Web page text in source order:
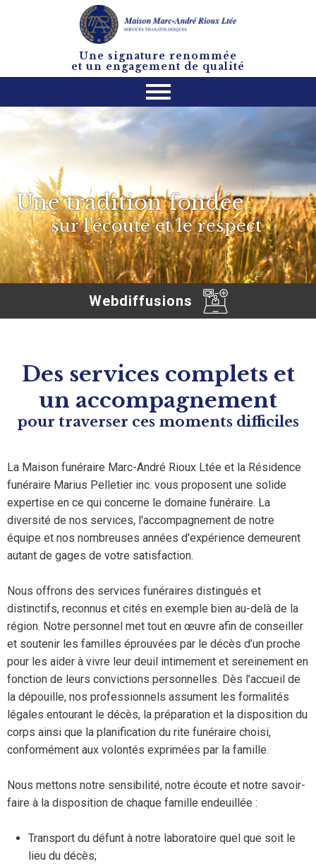
Une signature renommée
et un engagement de qualité
Webdiffusions
Une tradition fondée
sur l'écoute et le respect
Des services complets et
un accompagnement
pour traverser ces moments difficiles
La Maison funéraire Marc-André Rioux Ltée et la Résidence
funéraire Marius Pelletier inc. vous proposent une solide
expertise en ce qui concerne le domaine funéraire. La
diversité de nos services, l'accompagnement de notre
équipe et nos nombreuses années d'expérience demeurent
autant de gages de votre satisfaction.
Nous offrons des services funéraires distingués et
distinctifs, reconnus et cités en exemple bien au-delà de la
région. Notre personnel met tout en œuvre afin de conseiller
et soutenir les familles éprouvées par le décès d’un proche
pour les aider à vivre leur deuil intimement et sereinement en
fonction de leurs convictions personnelles. Dès l’accueil de
la dépouille, nos professionnels assument les formalités
légales entourant le décès, la préparation et la disposition du
corps ainsi que la planification du rite funéraire choisi,
conformément aux volontés exprimées par la famille.
Nous mettons notre sensibilité, notre écoute et notre savoir-
faire à la disposition de chaque famille endeuillée :
Transport du défunt à notre laboratoire quel que soit le
lieu du décès;